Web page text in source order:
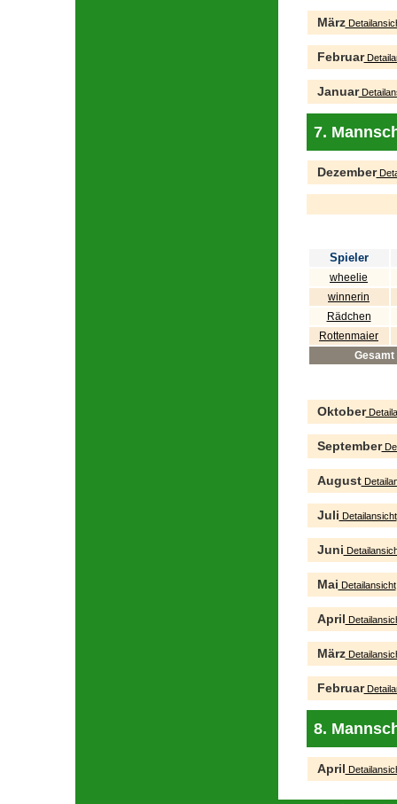
März
Februar
Januar
7.
Dezember
Spieler
wheelie
winnerin
Rädchen
Rottenmaier
Gesamt
Oktober
September
August
Juli Detailansicht
Juni
Mai Detailansicht
April
März
Februar
8.
April